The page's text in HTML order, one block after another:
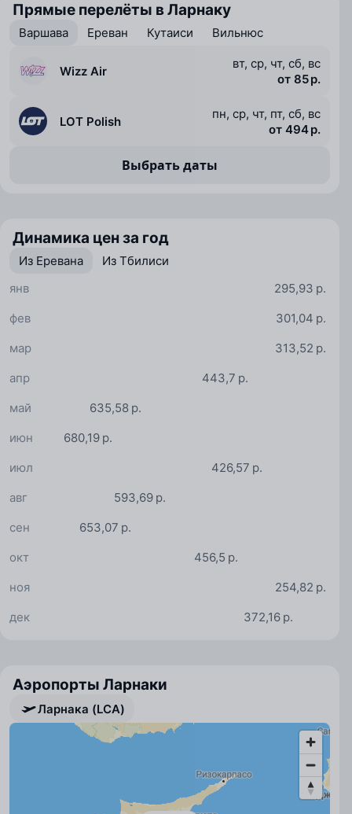
Прямые перелёты в Ларнаку
Варшава Ереван Кутаиси Вильнюс
Wizz Air
вт, ср, чт, сб, вс
от 85 р.
LOT Polish
пн, ср, чт, пт, сб, вс
от 494 р.
Выбрать даты
Динамика цен за год
Из Еревана
Из Тбилиси
295,93 р.
янв
301,04 р.
фев
313,52 р.
мар
443,7 р.
апр
635,58 р.
май
680,19 р.
июн
426,57 р.
июл
593,69 р.
авг
653,07 р.
сен
456,5 р.
окт
254,82 р.
ноя
372,16 р.
дек
Аэропорты Ларнаки
Ларнака (LCA)